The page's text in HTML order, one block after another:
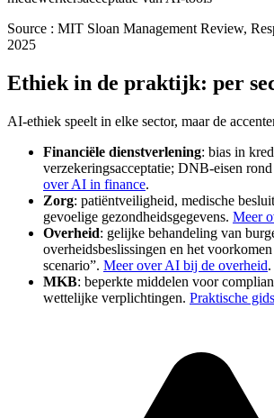
Source : MIT Sloan Management Review,
2025
Ethiek in de praktijk: per
AI-ethiek speelt in elke sector, maar de
Financiële dienstverlening: bias in
verzekeringsacceptatie; DNB-eisen
over AI in finance.
Zorg: patiëntveiligheid, medische
gevoelige gezondheidsgegevens. Meer
Overheid: gelijke behandeling van
overheidsbeslissingen en het
scenario”. Meer over AI bij de overheid.
MKB: beperkte middelen voor
wettelijke verplichtingen. Praktische